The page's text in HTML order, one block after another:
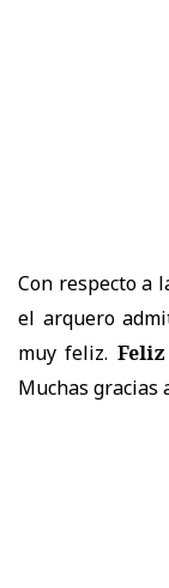
Con respecto a
el arquero
muy feliz.
Muchas gracias